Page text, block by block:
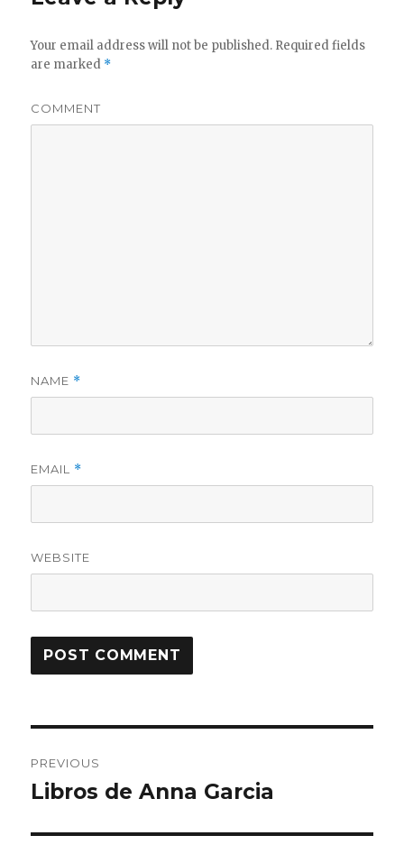
Your email address will not be published. Required fields
are marked *
COMMENT
NAME *
EMAIL *
WEBSITE
navigation
PREVIOUS
Previous
Libros de Anna Garcia